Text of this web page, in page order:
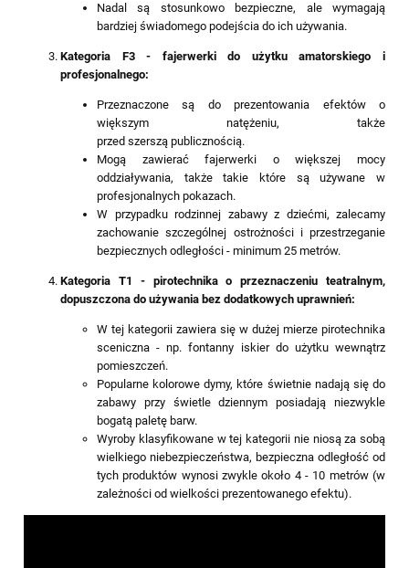
Nadal są stosunkowo bezpieczne, ale wymagają
bardziej świadomego podejścia do ich używania.
Kategoria F3 - fajerwerki do użytku amatorskiego i
profesjonalnego:
Przeznaczone są do prezentowania efektów o
większym natężeniu, także
przed szerszą publicznością.
Mogą zawierać fajerwerki o większej mocy
oddziaływania, także takie które są używane w
profesjonalnych pokazach.
W przypadku rodzinnej zabawy z dziećmi, zalecamy
zachowanie szczególnej ostrożności i przestrzeganie
bezpiecznych odległości - minimum 25 metrów.
Kategoria T1 - pirotechnika o przeznaczeniu teatralnym,
dopuszczona do używania bez dodatkowych uprawnień:
W tej kategorii zawiera się w dużej mierze pirotechnika
sceniczna - np. fontanny iskier do użytku wewnątrz
pomieszczeń.
Popularne kolorowe dymy, które świetnie nadają się do
zabawy przy świetle dziennym posiadają niezwykle
bogatą paletę barw.
Wyroby klasyfikowane w tej kategorii nie niosą za sobą
wielkiego niebezpieczeństwa, bezpieczna odległość od
tych produktów wynosi zwykle około 4 - 10 metrów (w
zależności od wielkości prezentowanego efektu).